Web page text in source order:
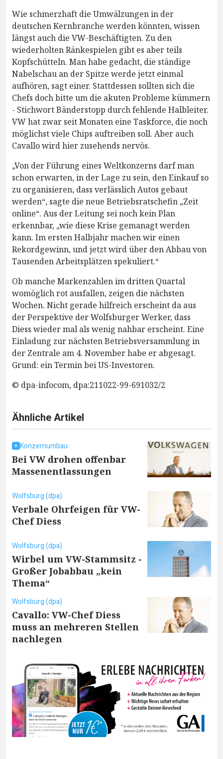
Wie schmerzhaft die Umwälzungen in der
deutschen Kernbranche werden könnten, wissen
längst auch die VW-Beschäftigten. Zu den
wiederholten Ränkespielen gibt es aber teils
Kopfschütteln. Man habe gedacht, die ständige
Nabelschau an der Spitze werde jetzt einmal
aufhören, sagt einer. Stattdessen sollten sich die
Chefs doch bitte um die akuten Probleme kümmern
- Stichwort Bänderstopp durch fehlende Halbleiter.
VW hat zwar seit Monaten eine Taskforce, die noch
möglichst viele Chips auftreiben soll. Aber auch
Cavallo wird hier zusehends nervös.
„Von der Führung eines Weltkonzerns darf man
schon erwarten, in der Lage zu sein, den Einkauf so
zu organisieren, dass verlässlich Autos gebaut
werden“, sagte die neue Betriebsratschefin „Zeit
online“. Aus der Leitung sei noch kein Plan
erkennbar, „wie diese Krise gemanagt werden
kann. Im ersten Halbjahr machen wir einen
Rekordgewinn, und jetzt wird über den Abbau von
Tausenden Arbeitsplätzen spekuliert.“
Ob manche Markenzahlen im dritten Quartal
womöglich rot ausfallen, zeigen die nächsten
Wochen. Nicht gerade hilfreich erscheint da aus
der Perspektive der Wolfsburger Werker, dass
Diess wieder mal als wenig nahbar erscheint. Eine
Einladung zur nächsten Betriebsversammlung in
der Zentrale am 4. November habe er abgesagt.
Grund: ein Termin bei US-Investoren.
© dpa-infocom, dpa:211022-99-691032/2
Ähnliche Artikel
Konzernumbau
Bei VW drohen offenbar
Massenentlassungen
Wolfsburg (dpa)
Verbale Ohrfeigen für VW-
Chef Diess
Wolfsburg (dpa)
Wirbel um VW-Stammsitz -
Großer Jobabbau „kein
Thema“
Wolfsburg (dpa)
Cavallo: VW-Chef Diess
muss an mehreren Stellen
nachlegen